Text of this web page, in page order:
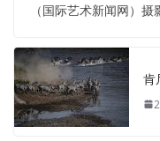
（国际艺术新闻网）
肯